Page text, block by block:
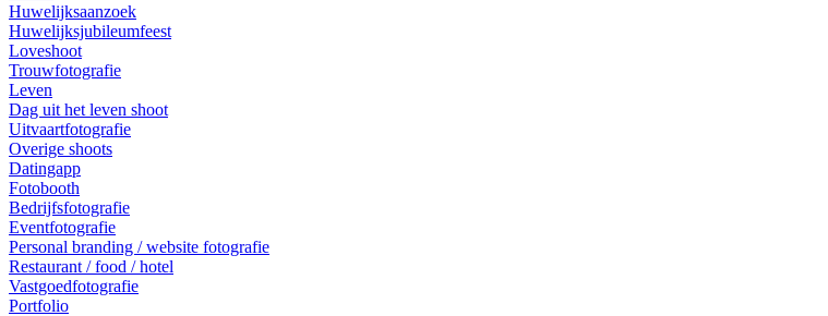
Huwelijksaanzoek
Huwelijksjubileumfeest
Loveshoot
Trouwfotografie
Leven
Dag uit het leven shoot
Uitvaartfotografie
Overige shoots
Datingapp
Fotobooth
Bedrijfsfotografie
Eventfotografie
Personal branding / website fotografie
Restaurant / food / hotel
Vastgoedfotografie
Portfolio